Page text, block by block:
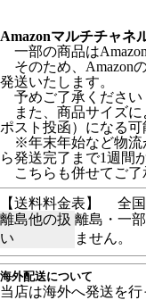
Amazonマルチチャネ
一部の商品は
そのため、Amazon
発送いたします。
予めご了承ください
また、商品サイズに
ポスト投函）になる可
※年末年始など物流
ら発送完了まで1週間
こちらも併せてご了
【送料料金表】
全国
離島他の扱
い
離島・一
ません。
海外配送について
当店は海外へ発送を